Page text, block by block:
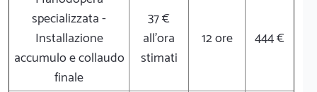
specializzata -
Installazione
accumulo e collaudo
finale
37 €
all'ora
stimati
12 ore 444 €